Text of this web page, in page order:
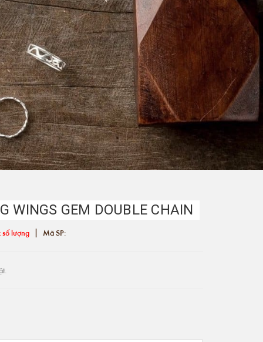
WINGS GEM DOUBLE CHAIN
số lượng | Mã SP: